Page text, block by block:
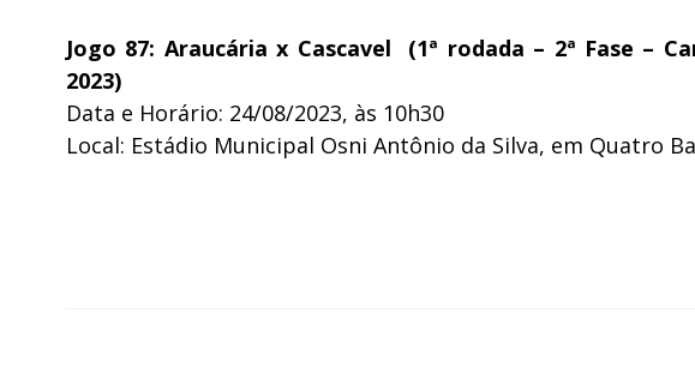
Jogo 87: Araucária x Cascavel (1ª rodada – 2ª Fase –
2023)
Data e Horário: 24/08/2023, às 10h30
Local: Estádio Municipal Osni Antônio da Silva, em Quatro